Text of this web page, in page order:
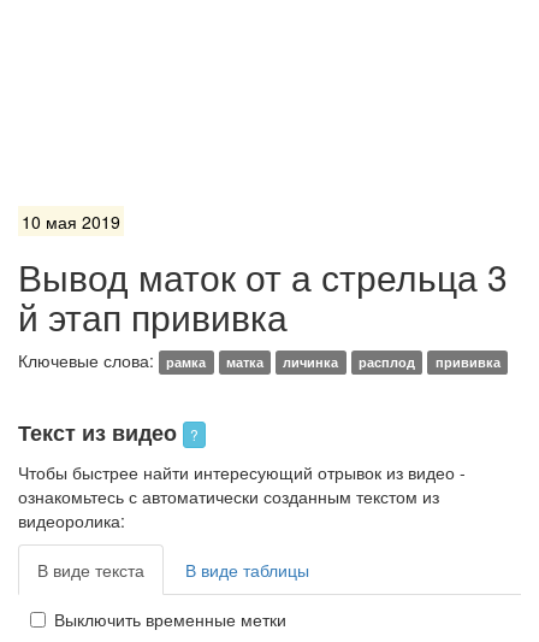
10 мая 2019
Вывод маток от а стрельца 3
й этап прививка
Ключевые слова: рамка матка личинка расплод прививка
Текст из видео ?
Чтобы быстрее найти интересующий отрывок из видео -
ознакомьтесь с автоматически созданным текстом из
видеоролика:
В виде текста В виде таблицы
Выключить временные метки